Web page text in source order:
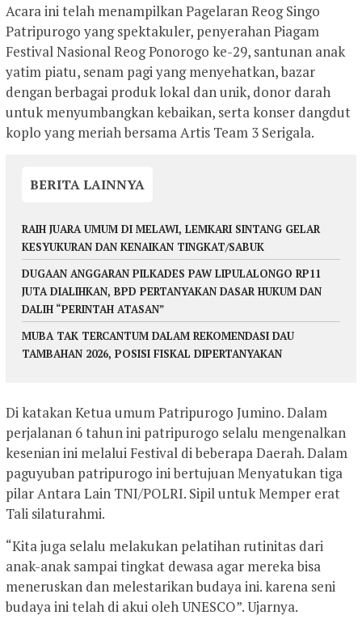
Acara ini telah menampilkan Pagelaran Reog Singo
Patripurogo yang spektakuler, penyerahan Piagam
Festival Nasional Reog Ponorogo ke-29, santunan anak
yatim piatu, senam pagi yang menyehatkan, bazar
dengan berbagai produk lokal dan unik, donor darah
untuk menyumbangkan kebaikan, serta konser dangdut
koplo yang meriah bersama Artis Team 3 Serigala.
BERITA LAINNYA
RAIH JUARA UMUM DI MELAWI, LEMKARI SINTANG GELAR
KESYUKURAN DAN KENAIKAN TINGKAT/SABUK
DUGAAN ANGGARAN PILKADES PAW LIPULALONGO RP11
JUTA DIALIHKAN, BPD PERTANYAKAN DASAR HUKUM DAN
DALIH “PERINTAH ATASAN”
MUBA TAK TERCANTUM DALAM REKOMENDASI DAU
TAMBAHAN 2026, POSISI FISKAL DIPERTANYAKAN
Di katakan Ketua umum Patripurogo Jumino. Dalam
perjalanan 6 tahun ini patripurogo selalu mengenalkan
kesenian ini melalui Festival di beberapa Daerah. Dalam
paguyuban patripurogo ini bertujuan Menyatukan tiga
pilar Antara Lain TNI/POLRI. Sipil untuk Memper erat
Tali silaturahmi.
“Kita juga selalu melakukan pelatihan rutinitas dari
anak-anak sampai tingkat dewasa agar mereka bisa
meneruskan dan melestarikan budaya ini. karena seni
budaya ini telah di akui oleh UNESCO”. Ujarnya.